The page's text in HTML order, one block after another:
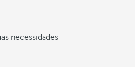
necessidades